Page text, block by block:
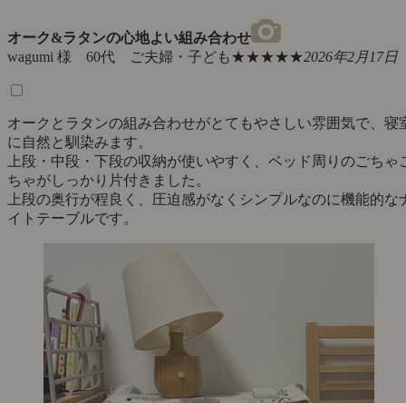
オーク&ラタンの心地よい組み合わせ
wagumi 様 60代 ご夫婦・子ども★★★★★2026年2月17日
オークとラタンの組み合わせがとてもやさしい雰囲気で、寝
に自然と馴染みます。
上段・中段・下段の収納が使いやすく、ベッド周りのごちゃ
ちゃがしっかり片付きました。
上段の奥行が程良く、圧迫感がなくシンプルなのに機能的な
イトテーブルです。